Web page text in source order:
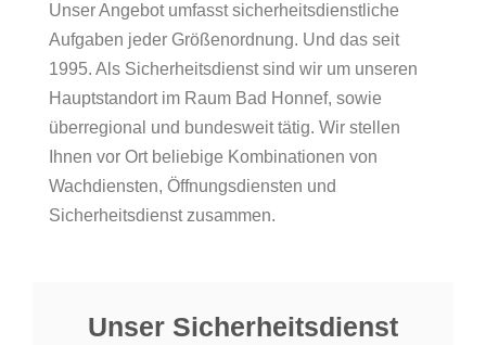
Unser Angebot umfasst sicherheitsdienstliche
Aufgaben jeder Größenordnung. Und das seit
1995. Als Sicherheitsdienst sind wir um unseren
Hauptstandort im Raum Bad Honnef, sowie
überregional und bundesweit tätig. Wir stellen
Ihnen vor Ort beliebige Kombinationen von
Wachdiensten, Öffnungsdiensten und
Sicherheitsdienst zusammen.
Unser Sicherheitsdienst